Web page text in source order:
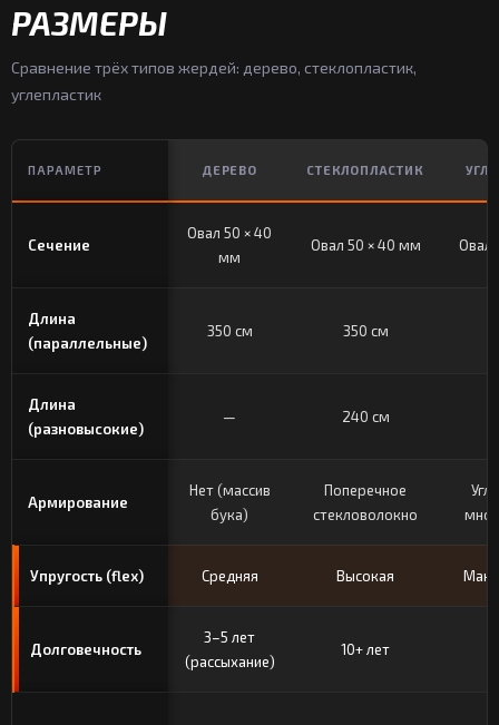
РАЗМЕРЫ
Сравнение трёх типов жердей: дерево, стеклопластик,
углепластик
ПАРАМЕТР ДЕРЕВО СТЕКЛОПЛАСТИК
Сечение
Овал 50 × 40
мм
Овал 50 × 40 мм Овал
Длина
(параллельные)
350 см 350 см
Длина
(разновысокие)
— 240 см
Армирование
Нет (массив
бука)
Поперечное
стекловолокно
Упругость (flex) Средняя Высокая
Долговечность
3–5 лет
(рассыхание)
10+ лет